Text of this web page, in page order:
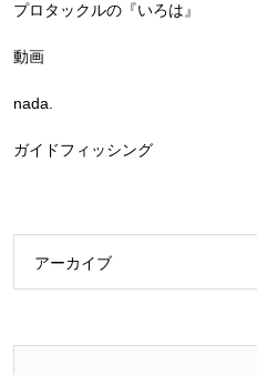
プロタックルの『いろは』
動画
nada.
ガイドフィッシング
アーカイブ